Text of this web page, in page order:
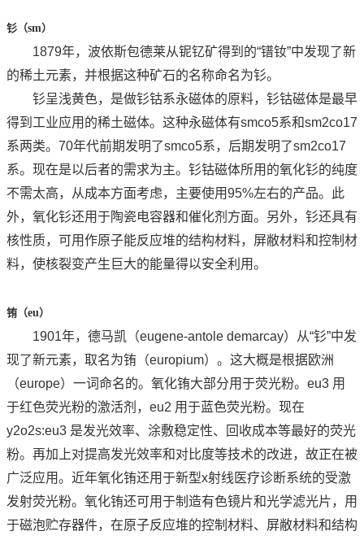
钐（sm）
1879年，波依斯包德莱从铌钇矿得到的“镨钕”中发现了新
的稀土元素，并根据这种矿石的名称命名为钐。
钐呈浅黄色，是做钐钴系永磁体的原料，钐钴磁体是最早
得到工业应用的稀土磁体。这种永磁体有smco5系和sm2co17
系两类。70年代前期发明了smco5系，后期发明了sm2co17
系。现在是以后者的需求为主。钐钴磁体所用的氧化钐的纯度
不需太高，从成本方面考虑，主要使用95%左右的产品。此
外，氧化钐还用于陶瓷电容器和催化剂方面。另外，钐还具有
核性质，可用作原子能反应堆的结构材料，屏敝材料和控制材
料，使核裂变产生巨大的能量得以安全利用。
铕（eu）
1901年，德马凯（eugene-antole demarcay）从“钐”中发
现了新元素，取名为铕（europium）。这大概是根据欧洲
（europe）一词命名的。氧化铕大部分用于荧光粉。eu3 用
于红色荧光粉的激活剂，eu2 用于蓝色荧光粉。现在
y2o2s:eu3 是发光效率、涂敷稳定性、回收成本等最好的荧光
粉。再加上对提高发光效率和对比度等技术的改进，故正在被
广泛应用。近年氧化铕还用于新型x射线医疗诊断系统的受激
发射荧光粉。氧化铕还可用于制造有色镜片和光学滤光片，用
于磁泡贮存器件，在原子反应堆的控制材料、屏敝材料和结构